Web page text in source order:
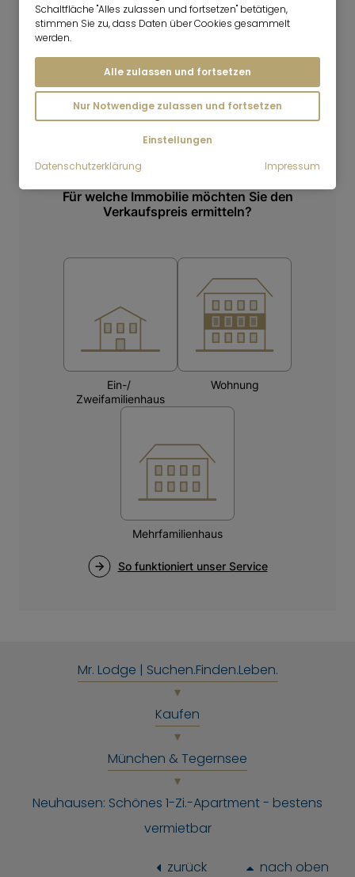
IMMOBILIENPREISRECHNER
Mr. Lodge | Suchen.Finden.Leben.
Kaufen
München & Tegernsee
Neuhausen: Schönes 1-Zi.-Apartment - bestens
vermietbar
zurück nach oben
Schaltfläche "Alles zulassen und fortsetzen" betätigen,
stimmen Sie zu, dass Daten über Cookies gesammelt
werden.
Alle zulassen und fortsetzen
Nur Notwendige zulassen und fortsetzen
Einstellungen
Datenschutzerklärung
Impressum